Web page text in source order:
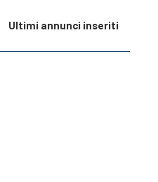
Ultimi annunci inseriti